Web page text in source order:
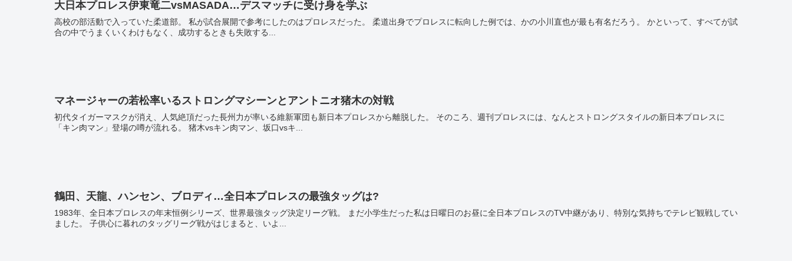
大日本プロレス伊東竜二vsMASADA…デスマッチに受け身を学ぶ
高校の部活動で入っていた柔道部。 私が試合展開で参考にしたのはプロレスだった。 柔道出身でプロレスに転向した例では、かの小川直也が最も有名だろう。 かといって、すべてが試
合の中でうまくいくわけもなく、成功するときも失敗する...
マネージャーの若松率いるストロングマシーンとアントニオ猪木の対戦
初代タイガーマスクが消え、人気絶頂だった長州力が率いる維新軍団も新日本プロレスから離脱した。 そのころ、週刊プロレスには、なんとストロングスタイルの新日本プロレスに
「キン肉マン」登場の噂が流れる。 猪木vsキン肉マン、坂口vsキ...
鶴田、天龍、ハンセン、ブロディ…全日本プロレスの最強タッグは?
1983年、全日本プロレスの年末恒例シリーズ、世界最強タッグ決定リーグ戦。 まだ小学生だった私は日曜日のお昼に全日本プロレスのTV中継があり、特別な気持ちでテレビ観戦してい
ました。 子供心に暮れのタッグリーグ戦がはじまると、いよ...